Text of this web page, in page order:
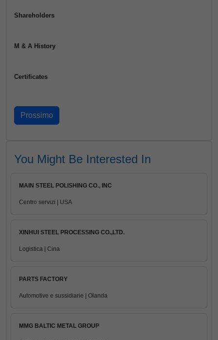
Shareholders
M & A History
Certificates
You Might Be Interested In
MAIN STEEL POLISHING CO., INC
Centro servizi | USA
XINHUI STEEL PROCESSING CO.,LTD.
Logistica | Cina
PARTS FACTORY
Automotive e sussidiarie | Olanda
MMG BALTIC METAL GROUP